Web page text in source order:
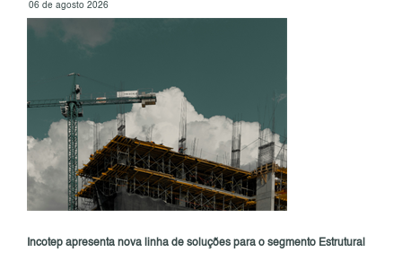
06 de agosto 2026
Incotep apresenta nova linha de soluções para o segmento Estrutural